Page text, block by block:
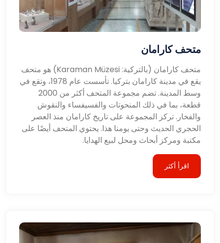
متحف كارامان
متحف كارامان (بالتركية: Karaman Müzesi) هو متحف
يقع في مدينة كارامان بتركيا. تأسست عام 1978، وتقع في
وسط المدينة. تضم مجموعة المتحف أكثر من 2000
قطعة، بما في ذلك المنحوتات والفسيفساء والنقوش
والفخار. تركز المجموعة على تاريخ كارامان منذ العصر
الحجري الحديث وحتى يومنا هذا. يحتوي المتحف أيضًا على
مكتبة ومركز أبحاث ومحل لبيع الهدايا.
اقرأ أكثر